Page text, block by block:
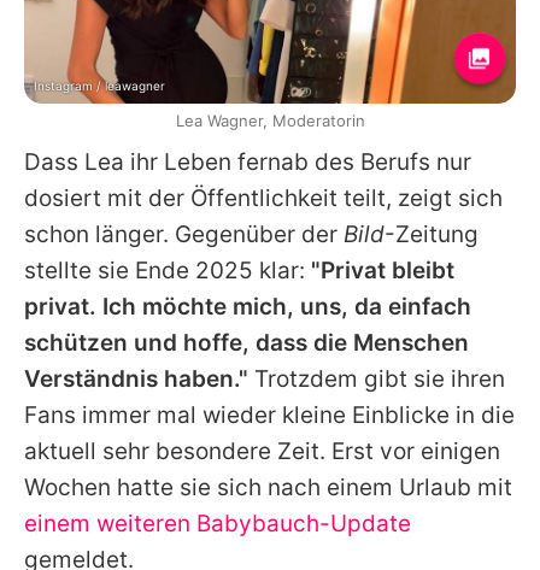
Dass Lea ihr Leben fernab des Berufs nur
dosiert mit der Öffentlichkeit teilt, zeigt sich
schon länger. Gegenüber der Bild-Zeitung
stellte sie Ende 2025 klar: "Privat bleibt
privat. Ich möchte mich, uns, da einfach
schützen und hoffe, dass die Menschen
Verständnis haben." Trotzdem gibt sie ihren
Fans immer mal wieder kleine Einblicke in die
aktuell sehr besondere Zeit. Erst vor einigen
Wochen hatte sie sich nach einem Urlaub mit
einem weiteren Babybauch-Update
gemeldet.
Instagram / leawagner
Lea Wagner, Moderatorin